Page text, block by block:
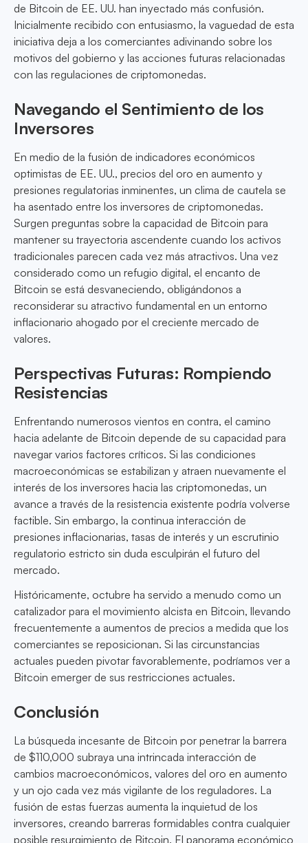
de Bitcoin de EE. UU. han inyectado más confusión.
Inicialmente recibido con entusiasmo, la vaguedad de esta
iniciativa deja a los comerciantes adivinando sobre los
motivos del gobierno y las acciones futuras relacionadas
con las regulaciones de criptomonedas.
Navegando el Sentimiento de los
Inversores
En medio de la fusión de indicadores económicos
optimistas de EE. UU., precios del oro en aumento y
presiones regulatorias inminentes, un clima de cautela se
ha asentado entre los inversores de criptomonedas.
Surgen preguntas sobre la capacidad de Bitcoin para
mantener su trayectoria ascendente cuando los activos
tradicionales parecen cada vez más atractivos. Una vez
considerado como un refugio digital, el encanto de
Bitcoin se está desvaneciendo, obligándonos a
reconsiderar su atractivo fundamental en un entorno
inflacionario ahogado por el creciente mercado de
valores.
Perspectivas Futuras: Rompiendo
Resistencias
Enfrentando numerosos vientos en contra, el camino
hacia adelante de Bitcoin depende de su capacidad para
navegar varios factores críticos. Si las condiciones
macroeconómicas se estabilizan y atraen nuevamente el
interés de los inversores hacia las criptomonedas, un
avance a través de la resistencia existente podría volverse
factible. Sin embargo, la continua interacción de
presiones inflacionarias, tasas de interés y un escrutinio
regulatorio estricto sin duda esculpirán el futuro del
mercado.
Históricamente, octubre ha servido a menudo como un
catalizador para el movimiento alcista en Bitcoin, llevando
frecuentemente a aumentos de precios a medida que los
comerciantes se reposicionan. Si las circunstancias
actuales pueden pivotar favorablemente, podríamos ver a
Bitcoin emerger de sus restricciones actuales.
Conclusión
La búsqueda incesante de Bitcoin por penetrar la barrera
de $110,000 subraya una intrincada interacción de
cambios macroeconómicos, valores del oro en aumento
y un ojo cada vez más vigilante de los reguladores. La
fusión de estas fuerzas aumenta la inquietud de los
inversores, creando barreras formidables contra cualquier
posible resurgimiento de Bitcoin. El panorama económico